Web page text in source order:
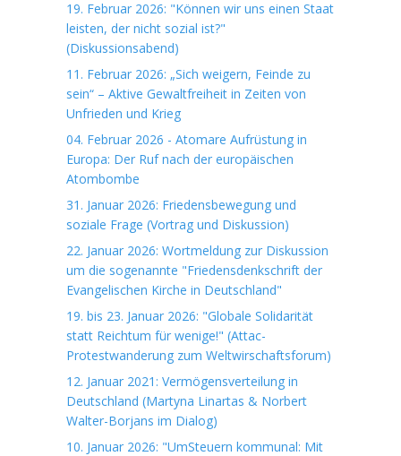
19. Februar 2026: "Können wir uns einen Staat
leisten, der nicht sozial ist?"
(Diskussionsabend)
11. Februar 2026: „Sich weigern, Feinde zu
sein“ – Aktive Gewaltfreiheit in Zeiten von
Unfrieden und Krieg
04. Februar 2026 - Atomare Aufrüstung in
Europa: Der Ruf nach der europäischen
Atombombe
31. Januar 2026: Friedensbewegung und
soziale Frage (Vortrag und Diskussion)
22. Januar 2026: Wortmeldung zur Diskussion
um die sogenannte "Friedensdenkschrift der
Evangelischen Kirche in Deutschland"
19. bis 23. Januar 2026: "Globale Solidarität
statt Reichtum für wenige!" (Attac-
Protestwanderung zum Weltwirschaftsforum)
12. Januar 2021: Vermögensverteilung in
Deutschland (Martyna Linartas & Norbert
Walter-Borjans im Dialog)
10. Januar 2026: "UmSteuern kommunal: Mit